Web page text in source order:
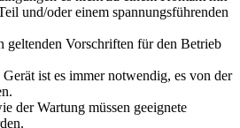
und/oder einem spannungsführenden
geltenden Vorschriften für den Betrieb
ist es immer notwendig, es von der
der Wartung müssen geeignete